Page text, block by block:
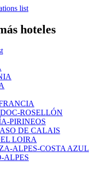
list
hoteles
ROSELLÓN
PIRINEOS
DE CALAIS
LOIRA
ALPES-COSTA AZUL
ALPES